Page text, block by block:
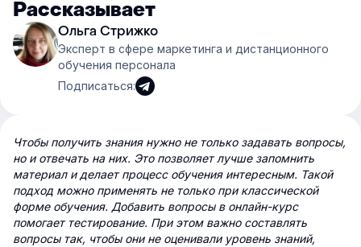
Рассказывает
Ольга Стрижко
Эксперт в сфере маркетинга и дистанционного
обучения персонала
Подписаться:
Чтобы получить знания нужно не только задавать вопросы,
но и отвечать на них. Это позволяет лучше запомнить
материал и делает процесс обучения интересным. Такой
подход можно применять не только при классической
форме обучения. Добавить вопросы в онлайн-курс
помогает тестирование. При этом важно составлять
вопросы так, чтобы они не оценивали уровень знаний,